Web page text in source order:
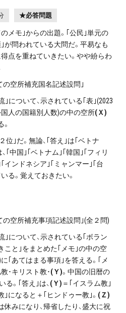
★必答問題
メモ｣からの出題。｢公民｣単元の
が問われている大問だ。平易なも
点を重ねていきたい。やや紛らわ
空所補充国名記述設問｣
｣について、示されている｢表｣(2023
人の国籍別人数)の中の空所(Ｘ)
位｣だ。無論、｢答え｣は｢ベトナ
、｢中国｣｢ベトナム｣｢韓国｣｢フィリ
インドネシア｣｢ミャンマー｣｢台
る。覚えておきたい。
空所補充事項記述設問｣(全２問)
｣について、示されている｢ボラン
こと｣をまとめた｢メモ｣の中の空
｢あてはまる事項｣を答える。｢メ
･キリスト教･(Ｙ)。中国の旧暦の
る。｢答え｣は、 (Ｙ) ＝｢イスラム教｣
になると＋｢ヒンドゥー教｣。 (Ｚ)
みになり、帰省したり、盛大に祝